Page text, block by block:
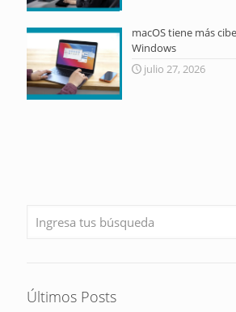
macOS tiene más
Windows
julio 27, 2026
Últimos Posts